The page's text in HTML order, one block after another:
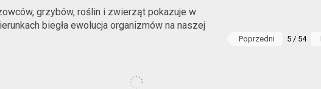
grzybów, roślin i zwierząt pokazuje w
biegła ewolucja organizmów na naszej
Poprzedni 5 / 54